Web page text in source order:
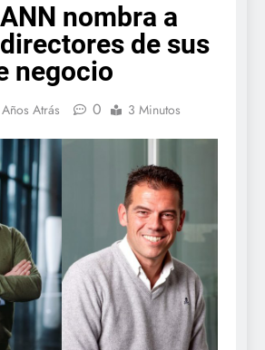
nombra a
de sus
negocio
Atrás 0 3 Minutos